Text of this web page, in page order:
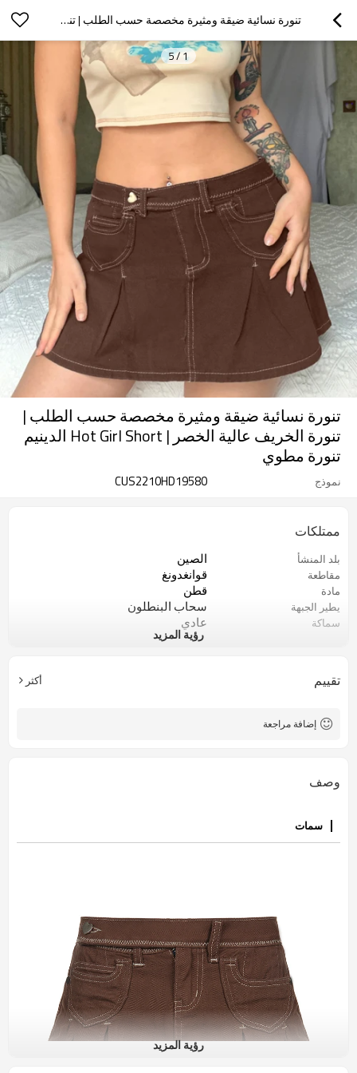
تنورة نسائية ضيقة ومثيرة مخصصة حسب الطلب | تنورة الخريف عالية الخصر | HOT GIRL SHORT الدينيم تنورة مطوي
1
/
5
تنورة نسائية ضيقة ومثيرة مخصصة حسب الطلب |
تنورة الخريف عالية الخصر | Hot Girl Short الدينيم
تنورة مطوي
نموذج CUS2210HD19580
ممتلكات
بلد المنشأ الصين
مقاطعة قوانغدونغ
مادة قطن
يطير الجبهة سحاب البنطلون
سماكة عادي
صلب
جنس
رؤية المزيد
تقييم أكثر
إضافة مراجعة
وصف
سمات
رؤية المزيد